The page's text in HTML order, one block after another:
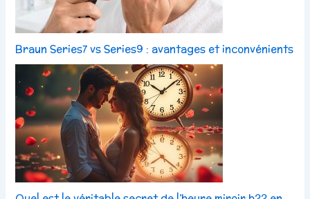
Braun Series7 vs Series9 : avantages et inconvénients